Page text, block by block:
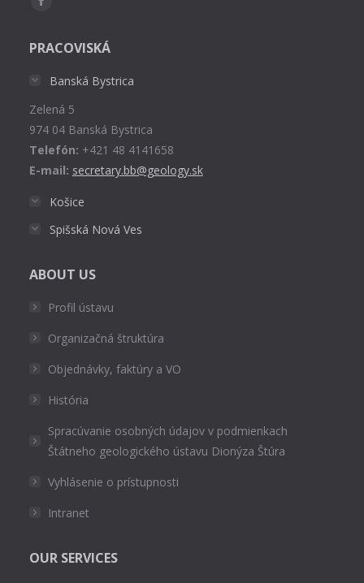
Facebook
opens
window
PRACOVISKÁ
Banská Bystrica
Zelená 5
974 04 Banská Bystrica
Telefón: +421 48 4141658
E-mail: secretary.bb@geology.sk
Košice
Spišská Nová Ves
ABOUT US
Profil ústavu
Organizačná štruktúra
Objednávky, faktúry a VO
História
Spracúvanie osobných údajov v podmienkach
Štátneho geologického ústavu Dionýza Štúra
Vyhlásenie o prístupnosti
Intranet
OUR SERVICES